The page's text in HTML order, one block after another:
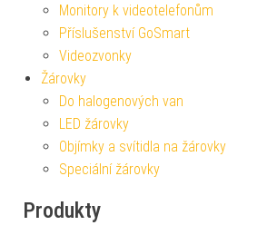
Monitory k videotelefonům
Příslušenství GoSmart
Videozvonky
Žárovky
Do halogenových van
LED žárovky
Objímky a svítidla na žárovky
Speciální žárovky
Produkty